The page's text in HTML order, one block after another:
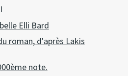
Elli Bard
roman, d'après Lakis
note.